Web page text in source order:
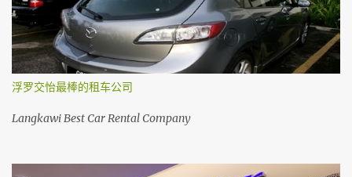
浮罗交怡最棒的租车公司
Langkawi Best Car Rental Company